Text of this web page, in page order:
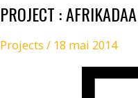
IMAGE
MOUVEMENT
PROJECT :
Projects / 18 mai 2014